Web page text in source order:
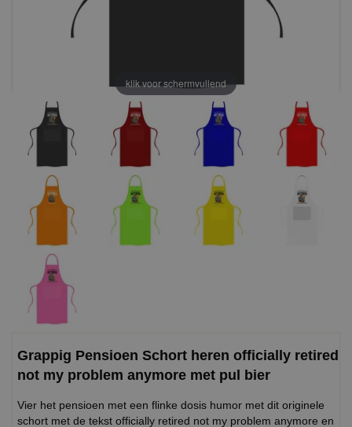
klik voor schermvullend
Grappig Pensioen Schort heren officially retired
not my problem anymore met pul bier
Vier het pensioen met een flinke dosis humor met dit originele
schort met de tekst officially retired not my problem anymore en